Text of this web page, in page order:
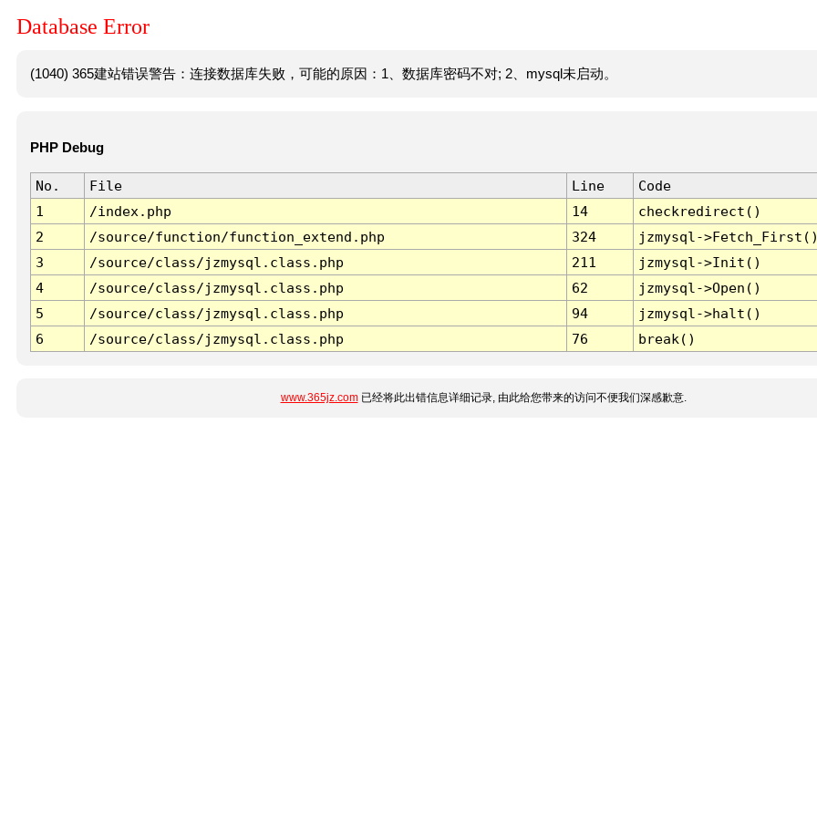
Database Error
(1040) 365建站错误警告：连接数据库失败，可能的原因：1、数据库密码不对; 2、mysql未启动。
PHP Debug
No. File Line
Code
1
/index.php 14
checkredirect()
2
/source/function/function_extend.php 324
jzmysql-
3
/source/class/jzmysql.class.php 211
jzmysql->Init()
4
/source/class/jzmysql.class.php 62
jzmysql->Open()
5
/source/class/jzmysql.class.php 94
jzmysql->halt()
6
/source/class/jzmysql.class.php 76 break()
www.365jz.com已经将此出错信息详细记录, 由此给您带来的访问不便我们深感歉意.